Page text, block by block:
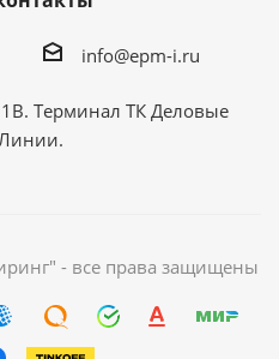
info@epm-i.ru
Терминал ТК Деловые
- все права защищены